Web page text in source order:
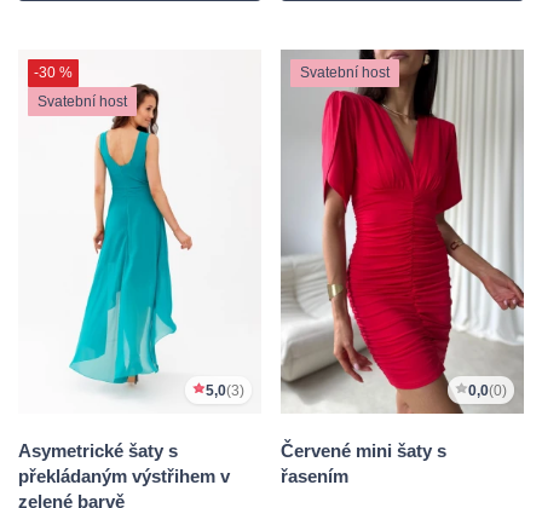
-30 %
Svatební host
5,0(3)
Asymetrické šaty s
překládaným výstřihem v
zelené barvě
Svatební host
0,0(0)
Červené mini šaty s
řasením